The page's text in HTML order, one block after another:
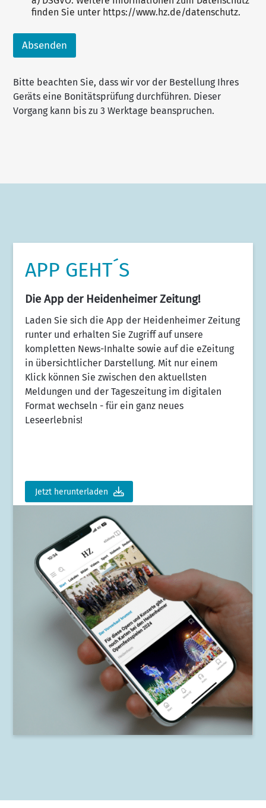
finden Sie unter https://www.hz.de/datenschutz.
Absenden
Bitte beachten Sie, dass wir vor der Bestellung Ihres
Geräts eine Bonitätsprüfung durchführen. Dieser
Vorgang kann bis zu 3 Werktage beanspruchen.
APP GEHT´S
Die App der Heidenheimer Zeitung!
Laden Sie sich die App der Heidenheimer Zeitung
runter und erhalten Sie Zugriff auf unsere
kompletten News-Inhalte sowie auf die eZeitung
in übersichtlicher Darstellung. Mit nur einem
Klick können Sie zwischen den aktuellsten
Meldungen und der Tageszeitung im digitalen
Format wechseln - für ein ganz neues
Leseerlebnis!
Jetzt herunterladen